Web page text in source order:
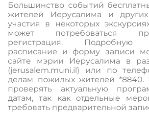
Большинство событий
жителей Иерусалима и
участия в некоторых
может потребоваться
регистрация. Подробную
расписание и форму записи
сайте мэрии Иерусалима в
(jerusalem.muni.il) или по
делам пожилых жителей *8840.
проверять актуальную
датам, так как отдельные
требовать предварительной